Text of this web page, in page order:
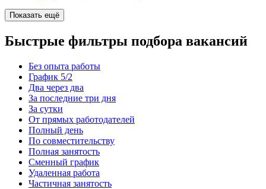
Показать ещё
Быстрые фильтры подбора вакансий
Без опыта работы
График 5/2
Два через два
За последние три дня
За сутки
От прямых работодателей
Полный день
По совместительству
Полная занятость
Сменный график
Удаленная работа
Частичная занятость